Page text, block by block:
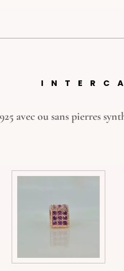
avec ou sans pierres